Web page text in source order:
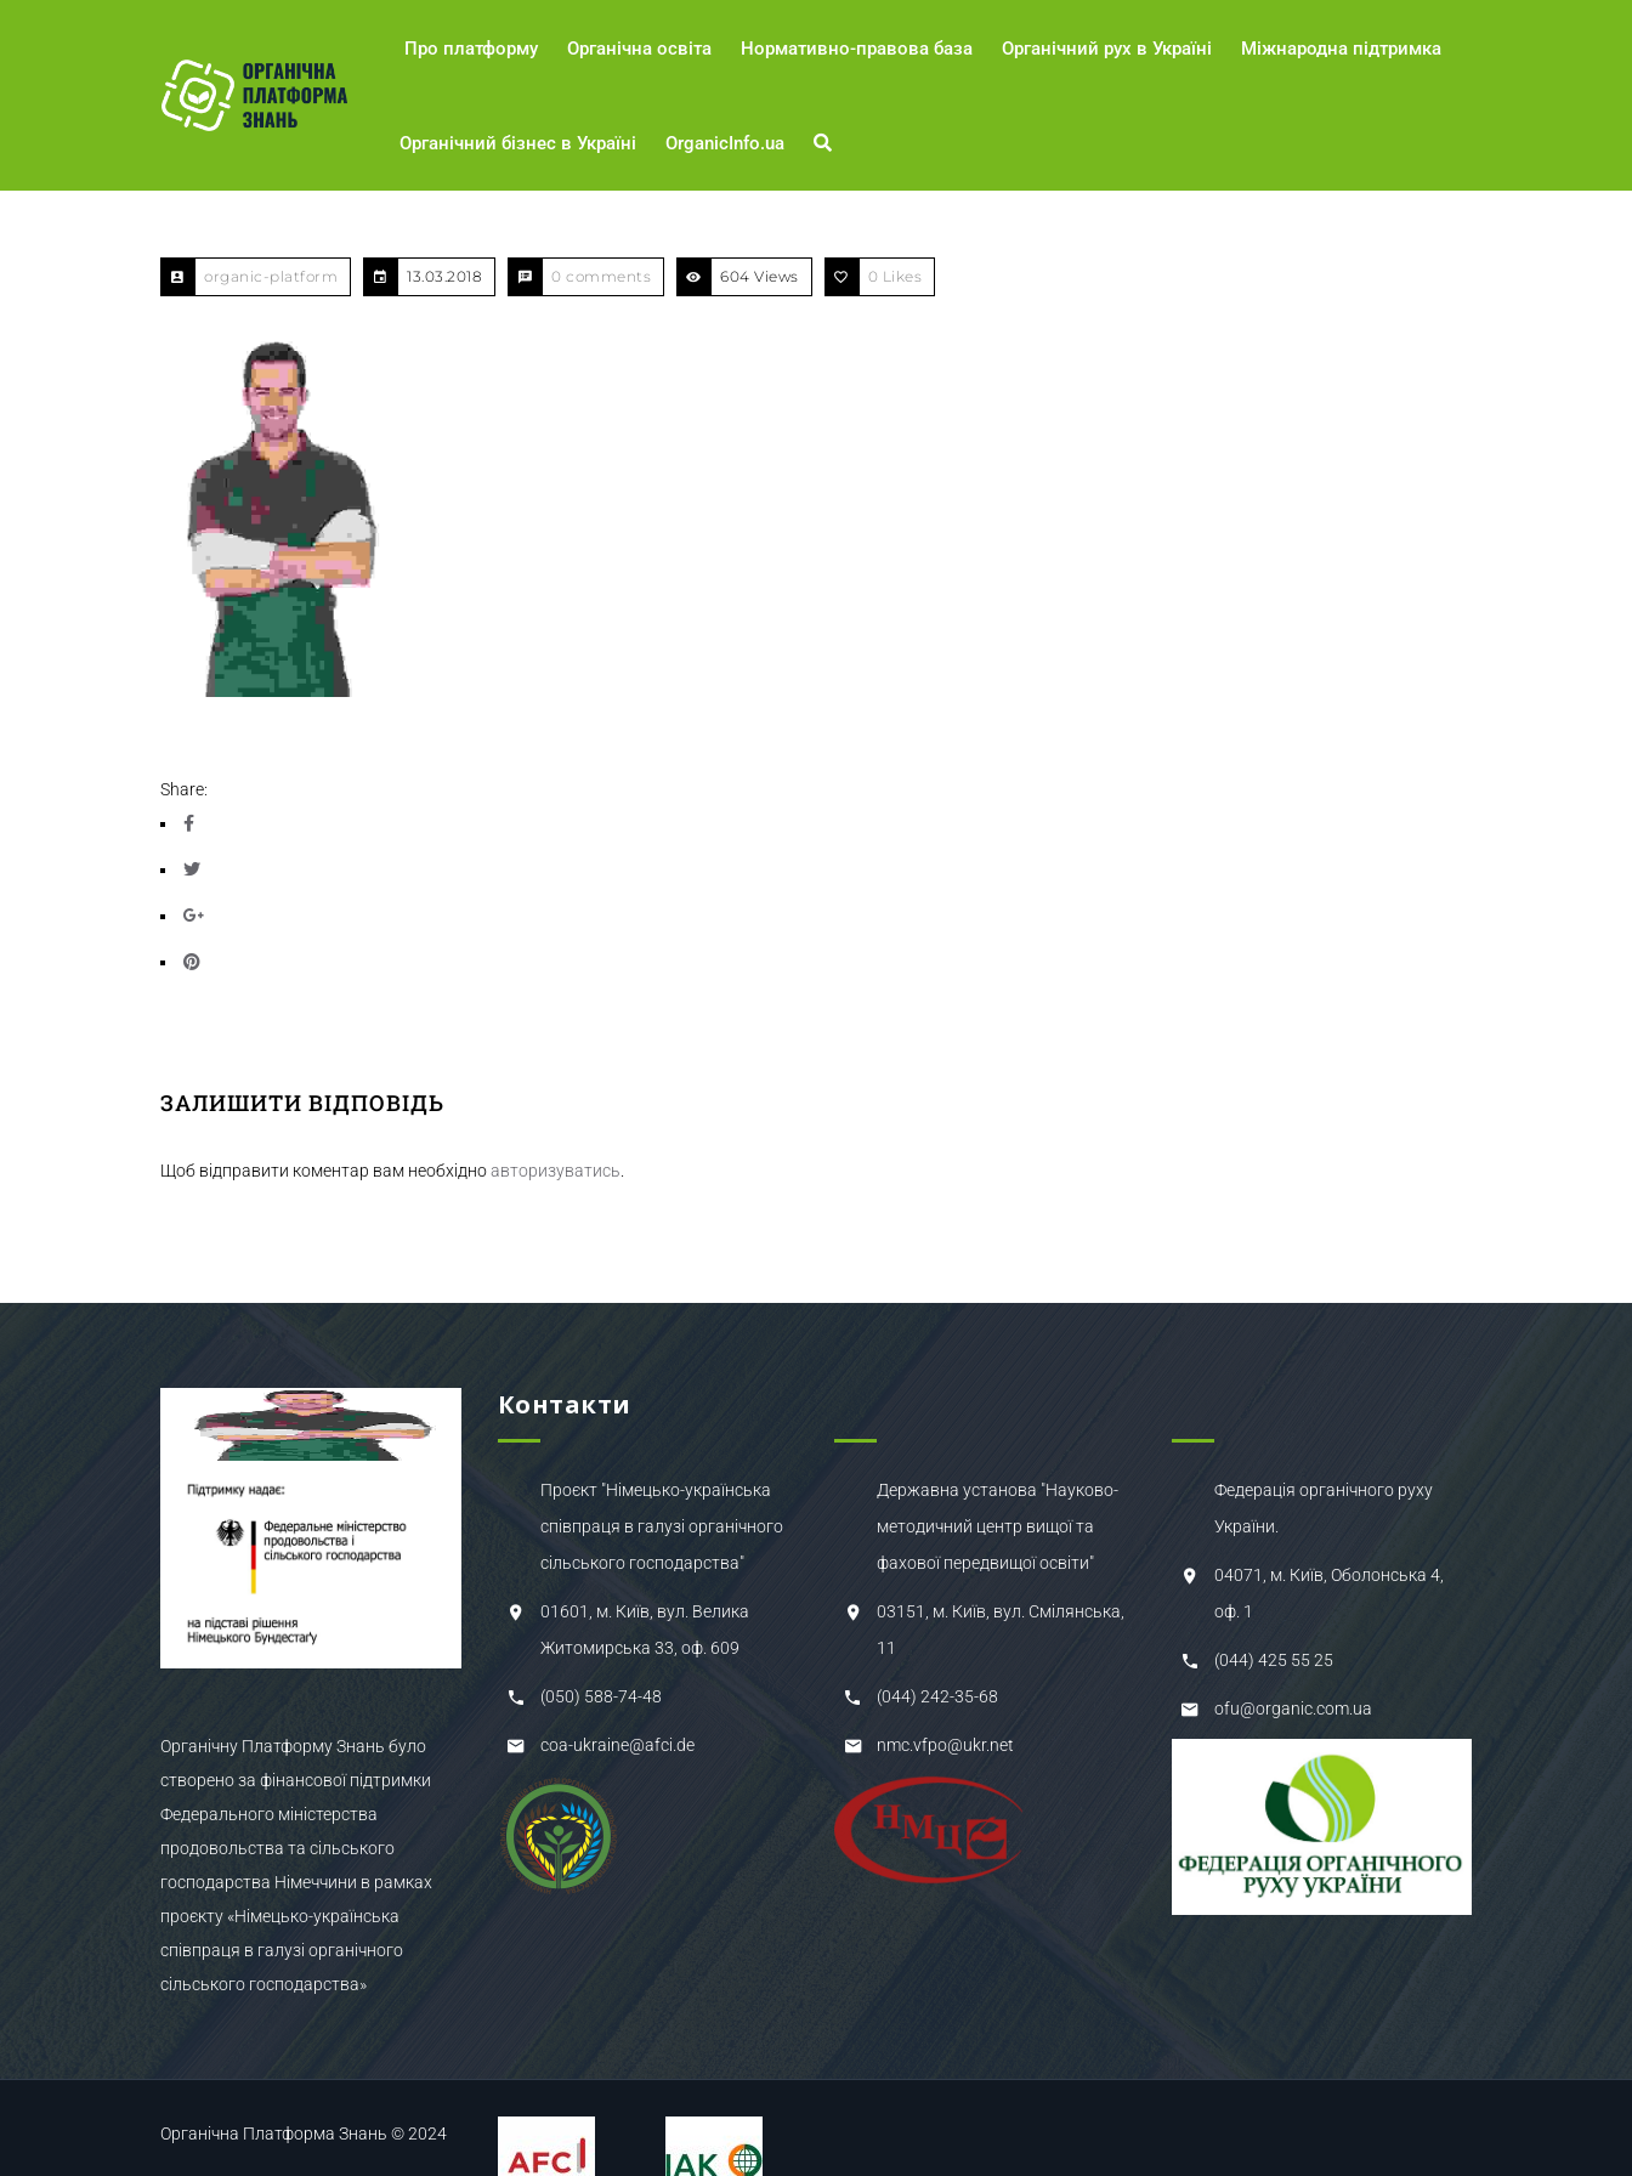
Про платформу Органічна освіта Нормативно-правова база Органічний рух в Україні Міжнародна підтримка
Органічний бізнес в Україні OrganicInfo.ua
organic-platform 13.03.2018 0 comments 604 Views 0 Likes
Share:
ЗАЛИШИТИ ВІДПОВІДЬ
Щоб відправити коментар вам необхідноавторизуватись
Органічну Платформу Знань було
створено за фінансової підтримки
Федерального міністерства
продовольства та сільського
господарства Німеччини в рамках
проєкту «Німецько-українська
співпраця в галузі органічного
сільського господарства»
Контакти
Проєкт "Німецько-українська
співпраця в галузі органічного
сільського господарства"
01601, м. Київ, вул. Велика
Житомирська 33, оф. 609
(050) 588-74-48
coa-ukraine@afci.de
Державна установа "Науково-
методичний центр вищої та
фахової передвищої освіти"
03151, м. Київ, вул. Смілянська,
11
(044) 242-35-68
nmc.vfpo@ukr.net
Федерація органічного руху
України.
04071, м. Київ, Оболонська 4,
оф. 1
(044) 425 55 25
ofu@organic.com.ua
Органічна Платформа Знань © 2024